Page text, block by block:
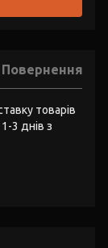
Повернення
товарів
3 днів з